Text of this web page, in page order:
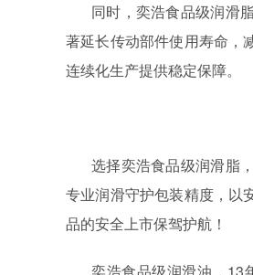
同时，奕浩食品级润滑
著延长传动部件使用寿命，
连续化生产提供稳定保障。
选择奕浩食品级润滑脂
专业润滑守护包装精度，以
品的安全上市保驾护航！